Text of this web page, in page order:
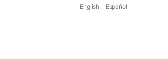
English Español